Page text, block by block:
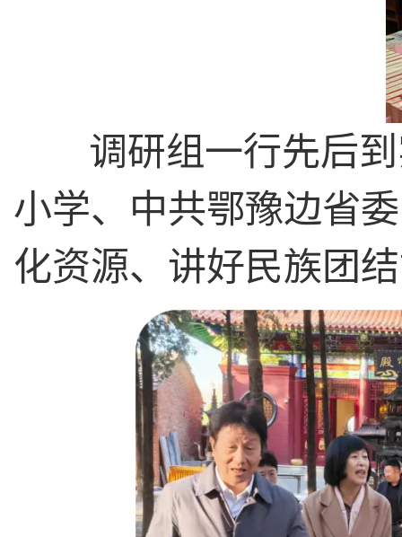
调研组一行先后到
小学、中共鄂豫边省
化资源、讲好民族团